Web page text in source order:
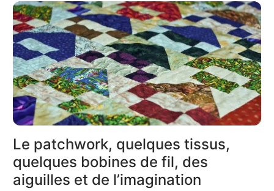
Le patchwork, quelques tissus,
quelques bobines de fil, des
aiguilles et de l’imagination